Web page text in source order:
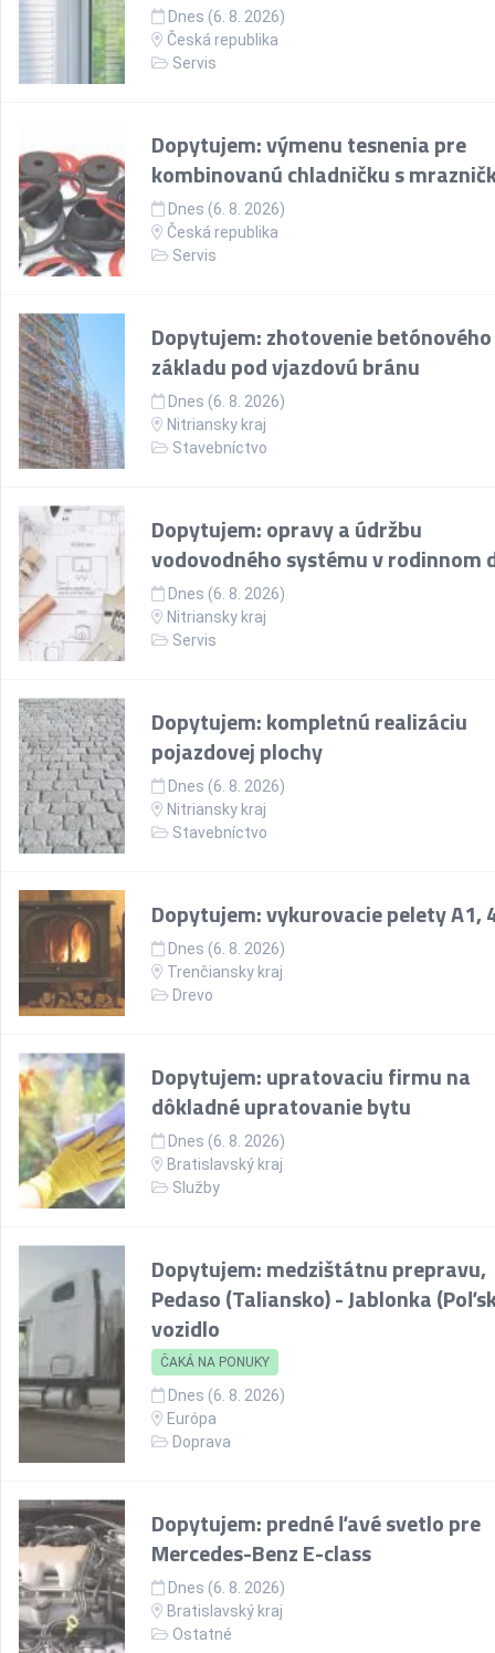
Dnes (6. 8. 2026)
Česká republika
Servis
Dopytujem: výmenu tesnenia pre
kombinovanú chladničku s
Dnes (6. 8. 2026)
Česká republika
Servis
Dopytujem: zhotovenie betónového
základu pod vjazdovú bránu
Dnes (6. 8. 2026)
Nitriansky kraj
Stavebníctvo
Dopytujem: opravy a údržbu
vodovodného systému v rodinnom
Dnes (6. 8. 2026)
Nitriansky kraj
Servis
Dopytujem: kompletnú realizáciu
pojazdovej plochy
Dnes (6. 8. 2026)
Nitriansky kraj
Stavebníctvo
Dopytujem: vykurovacie pelety A1,
Dnes (6. 8. 2026)
Trenčiansky kraj
Drevo
Dopytujem: upratovaciu firmu na
dôkladné upratovanie bytu
Dnes (6. 8. 2026)
Bratislavský kraj
Služby
Dopytujem: medzištátnu prepravu,
Pedaso (Taliansko) - Jablonka
vozidlo
ČAKÁ NA PONUKY
Dnes (6. 8. 2026)
Európa
Doprava
Dopytujem: predné ľavé svetlo pre
Mercedes-Benz E-class
Dnes (6. 8. 2026)
Bratislavský kraj
Ostatné